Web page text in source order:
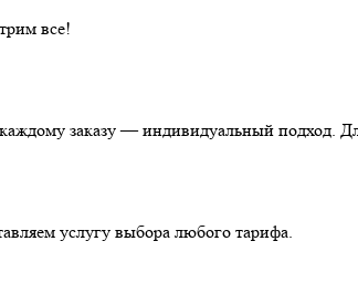
все!
заказу — индивидуальный подход.
услугу выбора любого тарифа.